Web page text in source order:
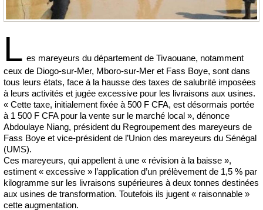
L es mareyeurs du département de Tivaouane, notamment
ceux de Diogo-sur-Mer, Mboro-sur-Mer et Fass Boye, sont dans
tous leurs états, face à la hausse des taxes de salubrité imposées
à leurs activités et jugée excessive pour les livraisons aux usines.
« Cette taxe, initialement fixée à 500 F CFA, est désormais portée
à 1 500 F CFA pour la vente sur le marché local », dénonce
Abdoulaye Niang, président du Regroupement des mareyeurs de
Fass Boye et vice-président de l’Union des mareyeurs du Sénégal
(UMS).
Ces mareyeurs, qui appellent à une « révision à la baisse »,
estiment « excessive » l’application d’un prélèvement de 1,5 % par
kilogramme sur les livraisons supérieures à deux tonnes destinées
aux usines de transformation. Toutefois ils jugent « raisonnable »
cette augmentation.